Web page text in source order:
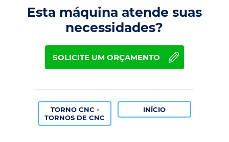
Esta máquina atende suas
necessidades?
SOLICITE UM ORÇAMENTO
TORNO CNC -
TORNOS DE CNC
INÍCIO